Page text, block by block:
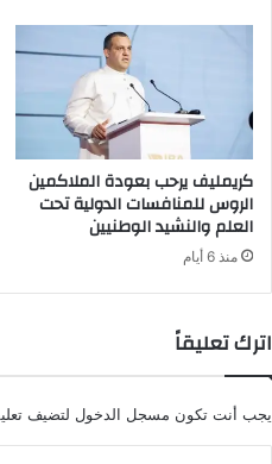
كريمليف يرحب بعودة الملاكمين
الروس للمنافسات الدولية تحت
العلم والنشيد الوطنيين
منذ 6 أيام
اترك تعليقاً
يجب أنت تكون مسجل الدخول لتضيف